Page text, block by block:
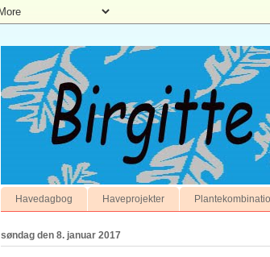
Havedagbog Haveprojekter
søndag den 8. januar 2017